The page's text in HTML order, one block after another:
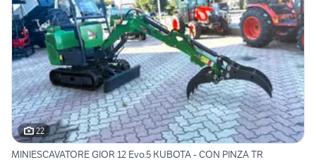
22
MINIESCAVATORE GIOR 12 Evo.5 KUBOTA - CON PINZA TR